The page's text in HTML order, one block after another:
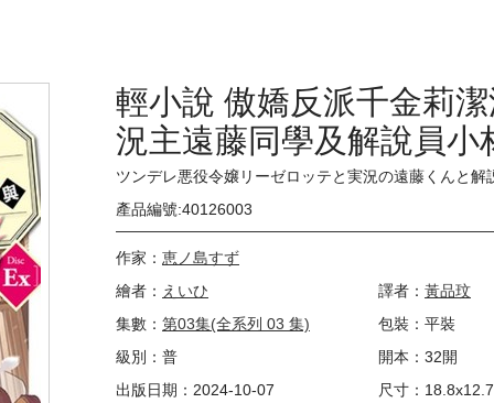
輕小說 傲嬌反派千金莉
況主遠藤同學及解說員小
(03)EX
ツンデレ悪役令嬢リーゼロッテと実況の遠藤くんと解
產品編號:40126003
作家： 恵ノ島すず
繪者： えいひ 譯者： 黃品玟
集數： 第03集(全系列 03 集)
包裝：平裝
級別：普
開本：32開
出版日期：2024-10-07
尺寸：18.8x12.7